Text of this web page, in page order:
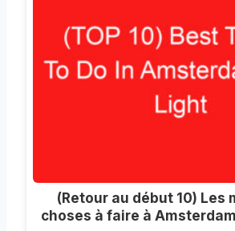
(Retour au début 10) Les
choses à faire à